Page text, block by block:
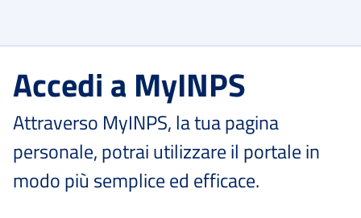
Accedi a MyINPS
Attraverso MyINPS, la tua pagina
personale, potrai utilizzare il portale in
modo più semplice ed efficace.